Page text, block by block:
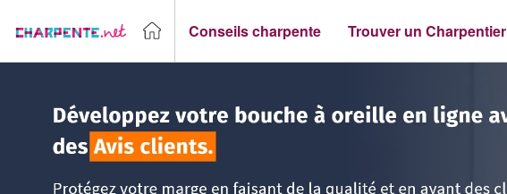
Conseils charpente Trouver un Charpentier